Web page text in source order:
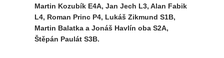
Martin Kozubík E4A, Jan Jech L3, Alan Fabik
L4, Roman Princ P4, Lukáš Zikmund S1B,
Martin Balatka a Jonáš Havlín oba S2A,
Štěpán Paulát S3B.